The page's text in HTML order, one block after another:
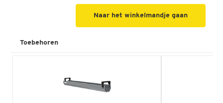
Naar het winkelmandje gaan
Toebehoren